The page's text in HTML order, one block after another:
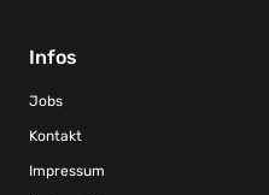
Infos
Jobs
Kontakt
Impressum